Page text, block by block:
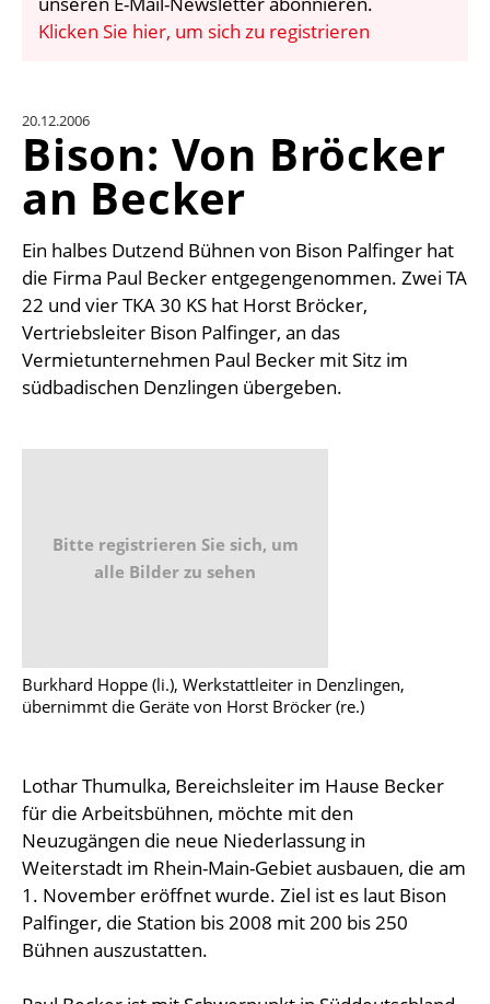
KRAN & BÜHNE
EINHEITENKONVERTER
KONTAKT
Klicken Sie hier, um sich zu registrieren
20.12.2006
Bison: Von Bröcker
an Becker
Ein halbes Dutzend Bühnen von Bison Palfinger hat
die Firma Paul Becker entgegengenommen. Zwei TA
22 und vier TKA 30 KS hat Horst Bröcker,
Vertriebsleiter Bison Palfinger, an das
Vermietunternehmen Paul Becker mit Sitz im
südbadischen Denzlingen übergeben.
Bitte registrieren Sie sich, um
alle Bilder zu sehen
Burkhard Hoppe (li.), Werkstattleiter in Denzlingen,
übernimmt die Geräte von Horst Bröcker (re.)
Lothar Thumulka, Bereichsleiter im Hause Becker
für die Arbeitsbühnen, möchte mit den
Neuzugängen die neue Niederlassung in
Weiterstadt im Rhein-Main-Gebiet ausbauen, die am
1. November eröffnet wurde. Ziel ist es laut Bison
Palfinger, die Station bis 2008 mit 200 bis 250
Bühnen auszustatten.